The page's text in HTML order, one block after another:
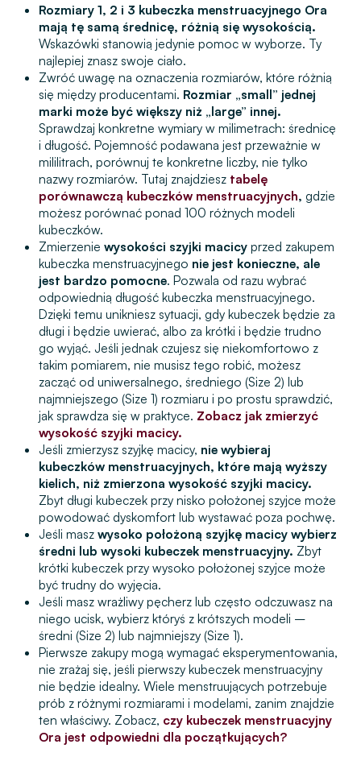
Rozmiary 1, 2 i 3 kubeczka menstruacyjnego Ora
mają tę samą średnicę, różnią się wysokością.
Wskazówki stanowią jedynie pomoc w wyborze. Ty
najlepiej znasz swoje ciało.
Zwróć uwagę na oznaczenia rozmiarów, które różnią
się między producentami. Rozmiar „small” jednej
marki może być większy niż „large” innej.
Sprawdzaj konkretne wymiary w milimetrach: średnicę
i długość. Pojemność podawana jest przeważnie w
mililitrach, porównuj te konkretne liczby, nie tylko
nazwy rozmiarów. Tutaj znajdziesz tabelę
porównawczą kubeczków menstruacyjnych, gdzie
możesz porównać ponad 100 różnych modeli
kubeczków.
Zmierzeniewysokości szyjki macicy przed zakupem
kubeczka menstruacyjnego nie jest konieczne, ale
jest bardzo pomocne. Pozwala od razu wybrać
odpowiednią długość kubeczka menstruacyjnego.
Dzięki temu unikniesz sytuacji, gdy kubeczek będzie za
długi i będzie uwierać, albo za krótki i będzie trudno
go wyjąć. Jeśli jednak czujesz się niekomfortowo z
takim pomiarem, nie musisz tego robić, możesz
zacząć od uniwersalnego, średniego (Size 2) lub
najmniejszego (Size 1) rozmiaru i po prostu sprawdzić,
jak sprawdza się w praktyce. Zobacz jak zmierzyć
wysokość szyjki macicy.
Jeśli zmierzysz szyjkę macicy, nie wybieraj
kubeczków menstruacyjnych, które mają wyższy
kielich, niż zmierzona wysokość szyjki macicy.
Zbyt długi kubeczek przy nisko położonej szyjce może
powodować dyskomfort lub wystawać poza pochwę.
Jeśli maszwysoko położoną szyjkę macicy wybierz
średni lub wysoki kubeczek menstruacyjny. Zbyt
krótki kubeczek przy wysoko położonej szyjce może
być trudny do wyjęcia.
Jeśli masz wrażliwy pęcherz lub często odczuwasz na
niego ucisk, wybierz któryś z krótszych modeli –
średni (Size 2) lub najmniejszy (Size 1).
Pierwsze zakupy mogą wymagać eksperymentowania,
nie zrażaj się, jeśli pierwszy kubeczek menstruacyjny
nie będzie idealny. Wiele menstruujących potrzebuje
prób z różnymi rozmiarami i modelami, zanim znajdzie
ten właściwy. Zobacz, czy kubeczek menstruacyjny
Ora jest odpowiedni dla początkujących?